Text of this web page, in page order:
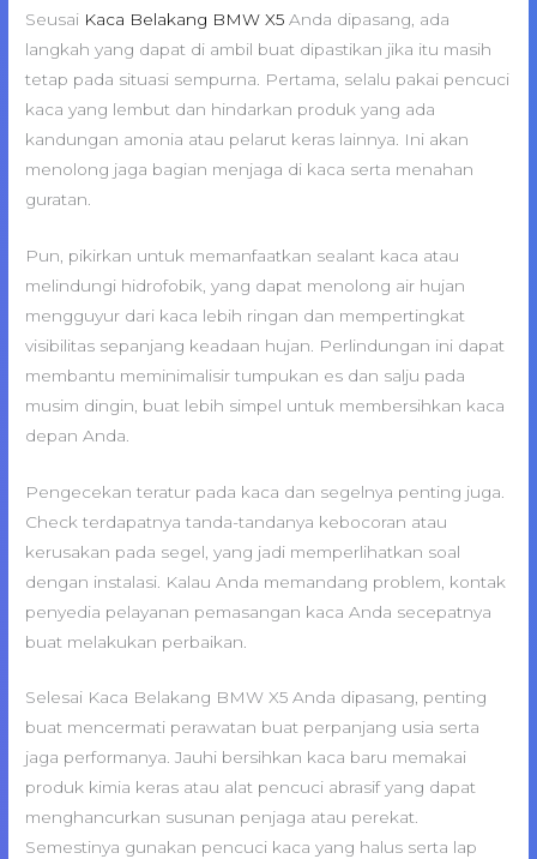
Seusai Kaca Belakang BMW X5 Anda dipasang, ada
langkah yang dapat di ambil buat dipastikan jika itu masih
tetap pada situasi sempurna. Pertama, selalu pakai pencuci
kaca yang lembut dan hindarkan produk yang ada
kandungan amonia atau pelarut keras lainnya. Ini akan
menolong jaga bagian menjaga di kaca serta menahan
guratan.
Pun, pikirkan untuk memanfaatkan sealant kaca atau
melindungi hidrofobik, yang dapat menolong air hujan
mengguyur dari kaca lebih ringan dan mempertingkat
visibilitas sepanjang keadaan hujan. Perlindungan ini dapat
membantu meminimalisir tumpukan es dan salju pada
musim dingin, buat lebih simpel untuk membersihkan kaca
depan Anda.
Pengecekan teratur pada kaca dan segelnya penting juga.
Check terdapatnya tanda-tandanya kebocoran atau
kerusakan pada segel, yang jadi memperlihatkan soal
dengan instalasi. Kalau Anda memandang problem, kontak
penyedia pelayanan pemasangan kaca Anda secepatnya
buat melakukan perbaikan.
Selesai Kaca Belakang BMW X5 Anda dipasang, penting
buat mencermati perawatan buat perpanjang usia serta
jaga performanya. Jauhi bersihkan kaca baru memakai
produk kimia keras atau alat pencuci abrasif yang dapat
menghancurkan susunan penjaga atau perekat.
Semestinya gunakan pencuci kaca yang halus serta lap